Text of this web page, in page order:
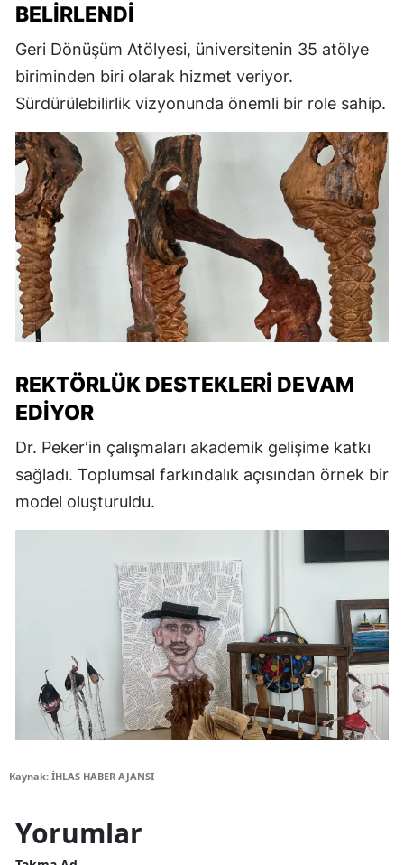
BELIRLENDI
Geri Dönüşüm Atölyesi, üniversitenin 35 atölye
biriminden biri olarak hizmet veriyor.
Sürdürülebilirlik vizyonunda önemli bir role sahip.
REKTÖRLÜK DESTEKLERI DEVAM
EDIYOR
Dr. Peker'in çalışmaları akademik gelişime katkı
sağladı. Toplumsal farkındalık açısından örnek bir
model oluşturuldu.
Kaynak: İHLAS HABER AJANSI
Yorumlar